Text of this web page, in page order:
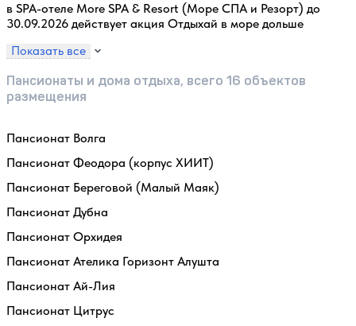
в SPA-отеле More SPA & Resort (Море СПА и Резорт) до
30.09.2026 действует акция Отдыхай в море дольше
Показать все
Пансионаты и дома отдыха, всего 16 объектов
размещения
Пансионат Волга
Пансионат Феодора (корпус ХИИТ)
Пансионат Береговой (Малый Маяк)
Пансионат Дубна
Пансионат Орхидея
Пансионат Ателика Горизонт Алушта
Пансионат Ай-Лия
Пансионат Цитрус